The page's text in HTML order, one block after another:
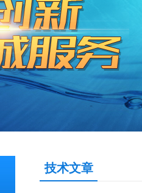
技术文章